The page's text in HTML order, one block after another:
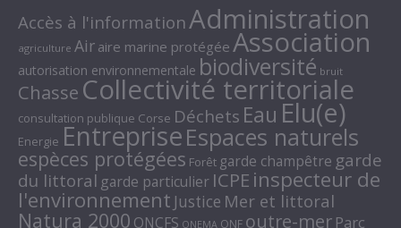
Accès à l'informationAdministration
agriculture Air aire marine protégée Association
autorisation environnementale biodiversité bruit
Chasse Collectivité territoriale
consultation publique Corse Déchets Eau Elu(e)
Energie EntrepriseEspaces naturels
espèces protégées Forêt garde champêtre garde
du littoral garde particulier ICPE inspecteur de
l'environnement Justice Mer et littoral
Natura 2000 ONCFS ONEMA ONF outre-mer Parc